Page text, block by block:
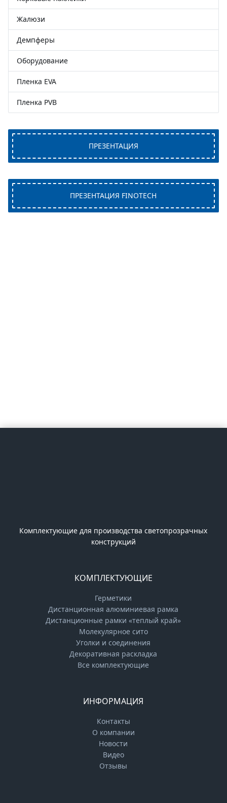
Жалюзи
Демпферы
Оборудование
Пленка EVA
Пленка PVB
ПРЕЗЕНТАЦИЯ
ПРЕЗЕНТАЦИЯ FINOTECH
Комплектующие для производства светопрозрачных
конструкций
КОМПЛЕКТУЮЩИЕ
Герметики
Дистанционная алюминиевая рамка
Дистанционные рамки «теплый край»
Молекулярное сито
Уголки и соединения
Декоративная раскладка
Все комплектующие
ИНФОРМАЦИЯ
Контакты
О компании
Новости
Видео
Отзывы